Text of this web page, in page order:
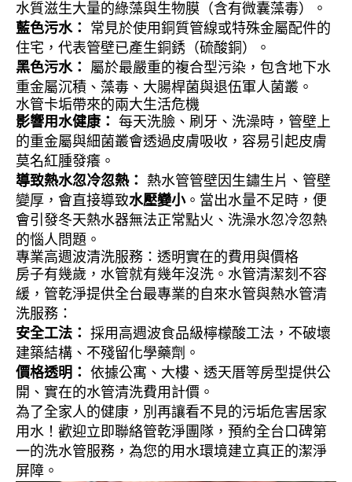
水質滋生大量的綠藻與生物膜（含有微囊藻毒）。
藍色污水：
常見於使用銅質管線或特殊金屬配件的
住宅，代表管壁已產生銅銹（硫酸銅）。
黑色污水：
屬於最嚴重的複合型污染，包含地下水
重金屬沉積、藻毒、大腸桿菌與退伍軍人菌叢。
水管卡垢帶來的兩大生活危機
影響用水健康： 每天洗臉、刷牙、洗澡時，管壁上
的重金屬與細菌叢會透過皮膚吸收，容易引起皮膚
莫名紅腫發癢。
導致熱水忽冷忽熱：
熱水管管壁因生鏽生片、管壁
變厚，會直接導致水壓變小。當出水量不足時，便
會引發冬天熱水器無法正常點火、洗澡水忽冷忽熱
的惱人問題。
專業高週波清洗服務：透明實在的費用與價格
房子有幾歲，水管就有幾年沒洗。水管清潔刻不容
緩，管乾淨提供全台最專業的自來水管與熱水管清
洗服務：
安全工法： 採用高週波食品級檸檬酸工法，不破壞
建築結構、不殘留化學藥劑。
價格透明： 依據公寓、大樓、透天厝等房型提供公
開、實在的水管清洗費用計價。
為了全家人的健康，別再讓看不見的污垢危害居家
用水！歡迎立即聯絡管乾淨團隊，預約全台口碑第
一的洗水管服務，為您的用水環境建立真正的潔淨
屏障。